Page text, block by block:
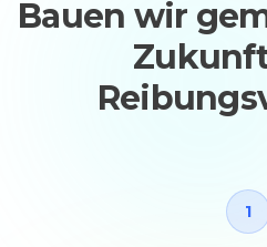
Bauen wir
1